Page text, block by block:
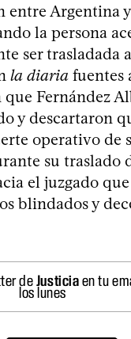
entre Argentina
la persona
ser trasladada
la diaria fuentes
que Fernández
y descartaron
operativo de
su traslado
el juzgado
blindados y
deJusticiaen tu
los lunes